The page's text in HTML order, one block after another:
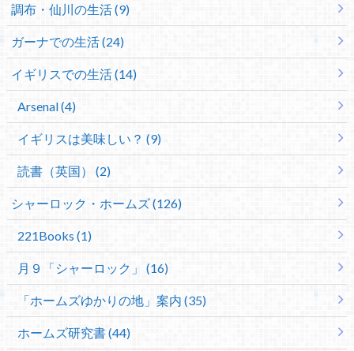
調布・仙川の生活 (9)
ガーナでの生活 (24)
イギリスでの生活 (14)
Arsenal (4)
イギリスは美味しい？ (9)
読書（英国） (2)
シャーロック・ホームズ (126)
221Books (1)
月９「シャーロック」 (16)
「ホームズゆかりの地」案内 (35)
ホームズ研究書 (44)